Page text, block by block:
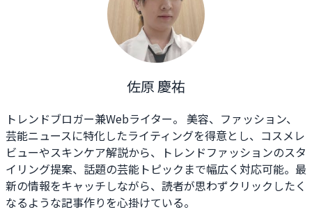
佐原 慶祐
トレンドブロガー兼Webライター。 美容、ファッション、
芸能ニュースに特化したライティングを得意とし、コスメレ
ビューやスキンケア解説から、トレンドファッションのスタ
イリング提案、話題の芸能トピックまで幅広く対応可能。最
新の情報をキャッチしながら、読者が思わずクリックしたく
なるような記事作りを心掛けている。